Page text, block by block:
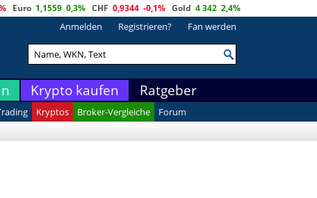
Euro 1,1559 0,3% CHF 0,9344 -0,1% Gold 4 342 2,4%
Anmelden Registrieren? Fan werden
Krypto kaufen Ratgeber
Kryptos Broker-Vergleiche
Forum